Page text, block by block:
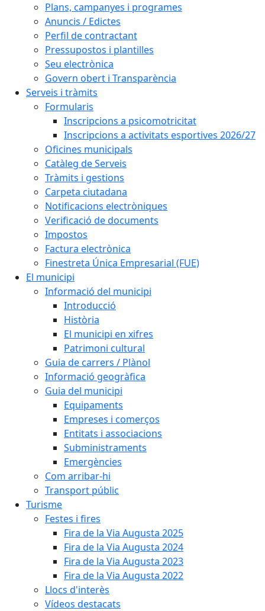
Plans, campanyes i programes
Anuncis / Edictes
Perfil de contractant
Pressupostos i plantilles
Seu electrònica
Govern obert i Transparència
Serveis i tràmits
Formularis
Inscripcions a psicomotricitat
Inscripcions a activitats esportives 2026/27
Oficines municipals
Catàleg de Serveis
Tràmits i gestions
Carpeta ciutadana
Notificacions electròniques
Verificació de documents
Impostos
Factura electrònica
Finestreta Única Empresarial (FUE)
El municipi
Informació del municipi
Introducció
Història
El municipi en xifres
Patrimoni cultural
Guia de carrers / Plànol
Informació geogràfica
Guia del municipi
Equipaments
Empreses i comerços
Entitats i associacions
Subministraments
Emergències
Com arribar-hi
Transport públic
Turisme
Festes i fires
Fira de la Via Augusta 2025
Fira de la Via Augusta 2024
Fira de la Via Augusta 2023
Fira de la Via Augusta 2022
Llocs d'interès
Vídeos destacats